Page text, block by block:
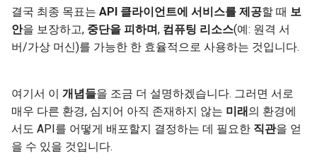
쿠키 매개변수 모델
응답 모델 - 반환 타입
추가 모델
고급 Middleware
하위 애플리케이션 - 마운트
템플릿
WebSockets
크래시 후 재시작
복제 - 프로세스와 메모리
여러 프로세스 - 워커
Custom Response Classes -
File, HTML, Redirect,
Streaming, etc.
EventSourceResponse and
ServerSentEvent
Middleware
결국 최종 목표는 API 클라이언트에 서비스를 제공할 때 보
안을 보장하고, 중단을 피하며, 컴퓨팅 리소스(예: 원격 서
버/가상 머신)를 가능한 한 효율적으로 사용하는 것입니다.
여기서 이 개념들을 조금 더 설명하겠습니다. 그러면 서로
매우 다른 환경, 심지어 아직 존재하지 않는 미래의 환경에
서도 API를 어떻게 배포할지 결정하는 데 필요한 직관을 얻
을 수 있을 것입니다.